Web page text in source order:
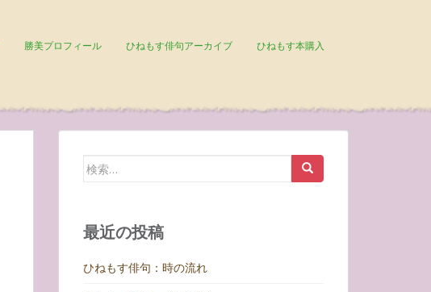
勝美プロフィール ひねもす俳句アーカイブ ひねもす本購入
検
最近の投稿
ひねもす俳句：時の流れ